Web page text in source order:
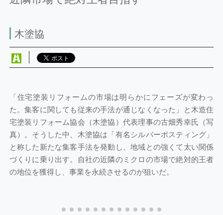
木塗協
「住宅塗装リフォームの市場は明らかにフェーズが変わっ
た。集客に関しても従来の手法が通じなくなった」と木造住
宅塗装リフォーム協会（木塗協）代表理事の古畑秀幸氏（写
真）。そうした中、木塗協は「有名シルバーポスティング」
と称した新たな集客手法を発動し、地域との強くて太い関係
づくりに乗り出す。自社の近隣のミクロの市場で絶対的王者
の地位を獲得し、事業を永続させるのが狙いだ。